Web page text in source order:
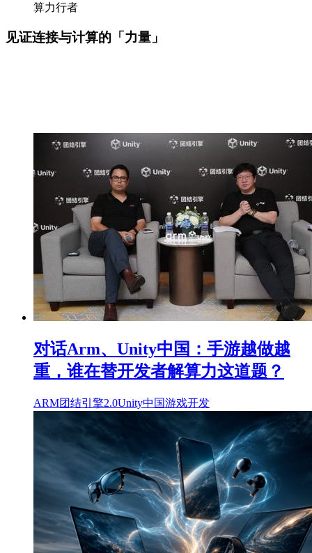
算力行者
见证连接与计算的「力量」
对话Arm、Unity中国：手游越做越
重，谁在替开发者解算力这道题？
ARM团结引擎2.0Unity中国游戏开发